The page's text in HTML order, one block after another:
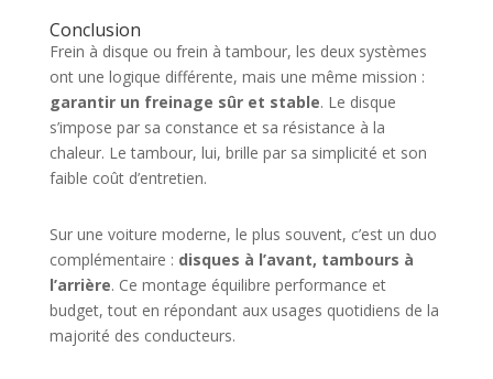
Conclusion
Frein à disque ou frein à tambour, les deux systèmes
ont une logique différente, mais une même mission :
garantir un freinage sûr et stable. Le disque
s’impose par sa constance et sa résistance à la
chaleur. Le tambour, lui, brille par sa simplicité et son
faible coût d’entretien.
Sur une voiture moderne, le plus souvent, c’est un duo
complémentaire : disques à l’avant, tambours à
l’arrière. Ce montage équilibre performance et
budget, tout en répondant aux usages quotidiens de la
majorité des conducteurs.